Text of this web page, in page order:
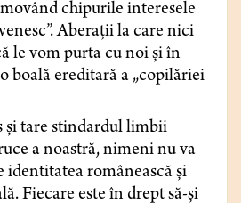
chipurile interesele
Aberații la care nici
le vom purta cu noi și în
boală ereditară a „copilăriei
și tare stindardul limbii
a noastră, nimeni nu va
identitatea românească și
Fiecare este în drept să-și